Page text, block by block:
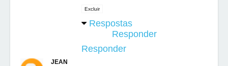
Excluir
Respostas
Responder
Responder
JEAN